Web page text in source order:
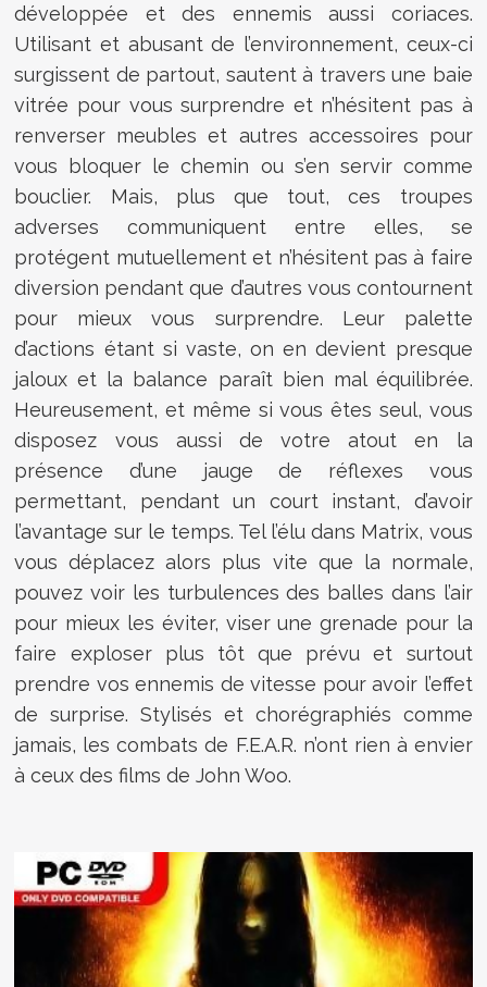
développée et des ennemis aussi coriaces.
Utilisant et abusant de l’environnement, ceux-ci
surgissent de partout, sautent à travers une baie
vitrée pour vous surprendre et n’hésitent pas à
renverser meubles et autres accessoires pour
vous bloquer le chemin ou s’en servir comme
bouclier. Mais, plus que tout, ces troupes
adverses communiquent entre elles, se
protégent mutuellement et n’hésitent pas à faire
diversion pendant que d’autres vous contournent
pour mieux vous surprendre. Leur palette
d’actions étant si vaste, on en devient presque
jaloux et la balance paraît bien mal équilibrée.
Heureusement, et même si vous êtes seul, vous
disposez vous aussi de votre atout en la
présence d’une jauge de réflexes vous
permettant, pendant un court instant, d’avoir
l’avantage sur le temps. Tel l’élu dans Matrix, vous
vous déplacez alors plus vite que la normale,
pouvez voir les turbulences des balles dans l’air
pour mieux les éviter, viser une grenade pour la
faire exploser plus tôt que prévu et surtout
prendre vos ennemis de vitesse pour avoir l’effet
de surprise. Stylisés et chorégraphiés comme
jamais, les combats de F.E.A.R. n’ont rien à envier
à ceux des films de John Woo.